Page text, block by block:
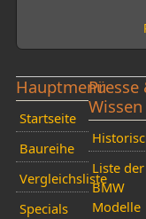
Hauptmenü
Startseite
Baureihe
Vergleichsliste
Specials
Presse
Wissen
Liste der
BMW
Modelle